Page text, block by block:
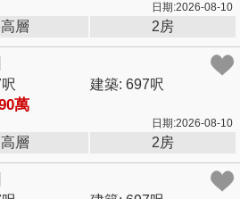
日期:2026-08-10
高層 2房
建築: 697呎
萬
日期:2026-08-10
高層 2房